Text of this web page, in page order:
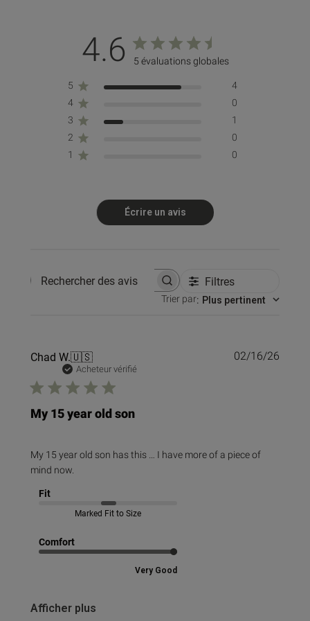
4.6 5 évaluations globales
5
4
4
0
3
1
2
0
1
0
Écrire un avis
Rechercher des avis Filtres
Trier par: Plus pertinent
Chad W.🇺🇸
Acheteur vérifié
My 15 year old son
My 15 year old son has this … I have more of a piece of
mind now.
Fit
Marked Fit to Size
Comfort
Very Good
Afficher plus
02/16/26